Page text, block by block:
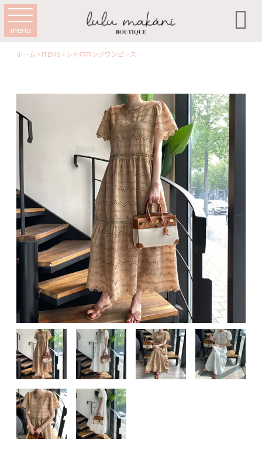
menu 
ホーム >ITEMS > レトロロングワンピース